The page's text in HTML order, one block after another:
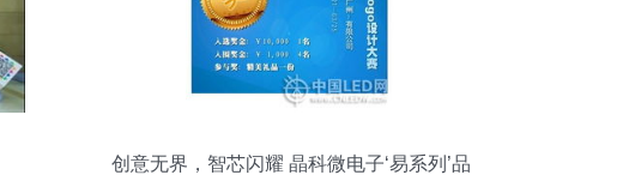
创意无界，智芯闪耀 晶科微电子‘易系列’品